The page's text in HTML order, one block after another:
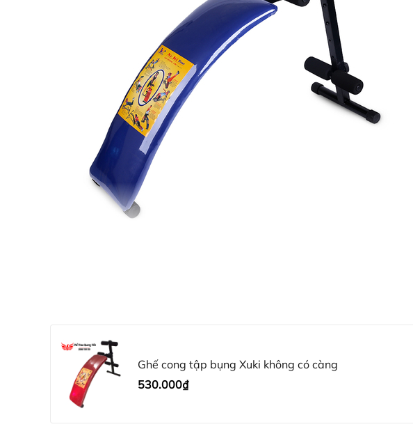
+ Yên ghế nằm tập của ghế cong tập bụng được bọc nệm mút dày
Ghế cong tập bụng Xuki không có càng
530.000₫